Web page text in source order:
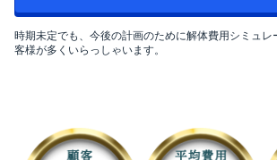
時期未定でも、今後の計画のために解体費用シミュレ
客様が多くいらっしゃいます。